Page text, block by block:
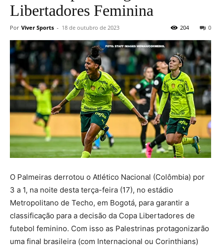
Libertadores Feminina
Por Viver Sports - 18 de outubro de 2023 0
204
O Palmeiras derrotou o Atlético Nacional (Colômbia) por
3 a 1, na noite desta terça-feira (17), no estádio
Metropolitano de Techo, em Bogotá, para garantir a
classificação para a decisão da Copa Libertadores de
futebol feminino. Com isso as Palestrinas protagonizarão
uma final brasileira (com Internacional ou Corinthians)